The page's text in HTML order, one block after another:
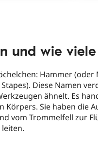
und wie
Hammer (oder
Diese Namen
ähnelt. Es
Körpers. Sie haben die
vom Trommelfell zur